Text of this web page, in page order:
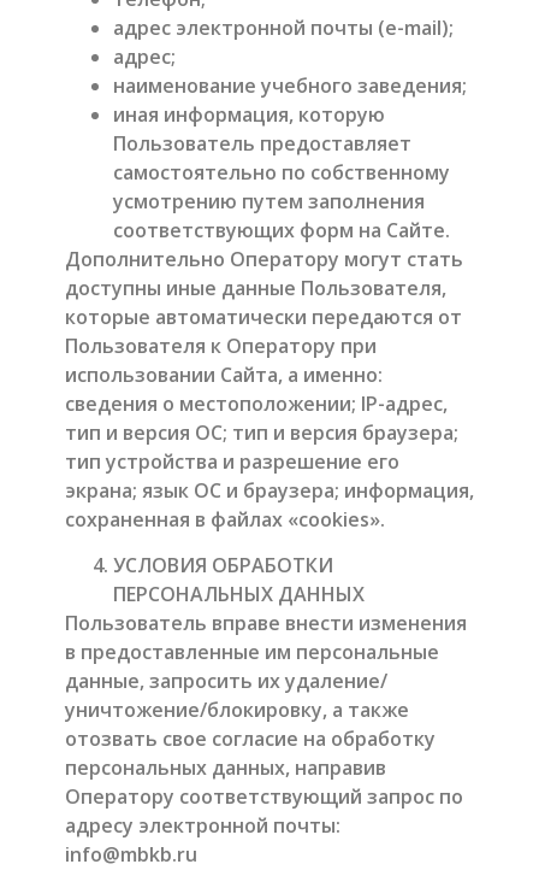
адрес электронной почты (e-mail);
адрес;
наименование учебного заведения;
иная информация, которую
Пользователь предоставляет
самостоятельно по собственному
усмотрению путем заполнения
соответствующих форм на Сайте.
Дополнительно Оператору могут стать
доступны иные данные Пользователя,
которые автоматически передаются от
Пользователя к Оператору при
использовании Сайта, а именно:
сведения о местоположении; IP-адрес,
тип и версия ОС; тип и версия браузера;
тип устройства и разрешение его
экрана; язык ОС и браузера; информация,
сохраненная в файлах «cookies».
УСЛОВИЯ ОБРАБОТКИ
ПЕРСОНАЛЬНЫХ ДАННЫХ
Пользователь вправе внести изменения
в предоставленные им персональные
данные, запросить их удаление/
уничтожение/блокировку, а также
отозвать свое согласие на обработку
персональных данных, направив
Оператору соответствующий запрос по
адресу электронной почты:
info@mbkb.ru